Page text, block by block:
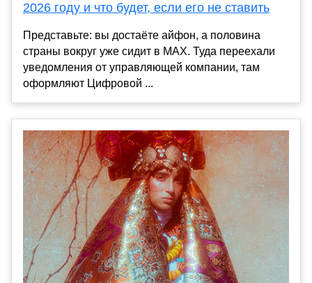
2026 году и что будет, если его не ставить
Представьте: вы достаёте айфон, а половина
страны вокруг уже сидит в MAX. Туда переехали
уведомления от управляющей компании, там
оформляют Цифровой ...